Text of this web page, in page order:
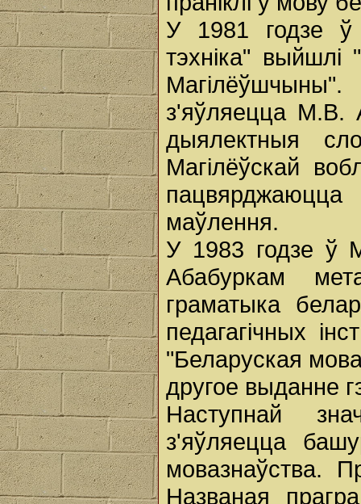
У 1981 годзе ў
тэхніка"
з'яўляецца М.В.
дыялектныя
Магілёўскай
маўлення.
У 1983 годзе ў
Абабуркам
граматыка
педагагічных
"Беларуская
другое выданне
Наступнай
з'яўляецца
мовазнаўства.
Названая